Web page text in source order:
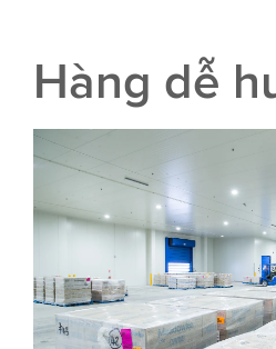
Hàng dễ